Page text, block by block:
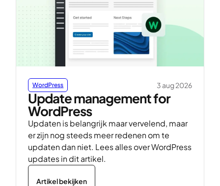
WordPress 3 aug 2026
Update management for
WordPress
Updaten is belangrijk maar vervelend, maar
er zijn nog steeds meer redenen om te
updaten dan niet. Lees alles over WordPress
updates in dit artikel.
Artikel bekijken